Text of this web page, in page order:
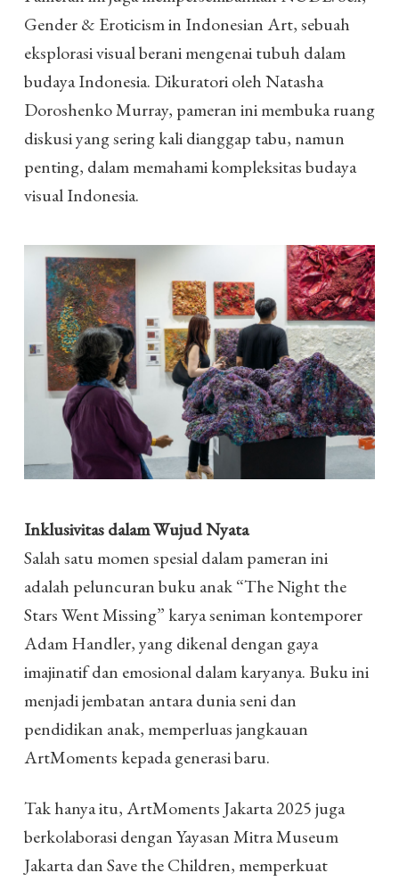
Gender & Eroticism in Indonesian Art, sebuah
eksplorasi visual berani mengenai tubuh dalam
budaya Indonesia. Dikuratori oleh Natasha
Doroshenko Murray, pameran ini membuka ruang
diskusi yang sering kali dianggap tabu, namun
penting, dalam memahami kompleksitas budaya
visual Indonesia.
Inklusivitas dalam Wujud Nyata
Salah satu momen spesial dalam pameran ini
adalah peluncuran buku anak “The Night the
Stars Went Missing” karya seniman kontemporer
Adam Handler, yang dikenal dengan gaya
imajinatif dan emosional dalam karyanya. Buku ini
menjadi jembatan antara dunia seni dan
pendidikan anak, memperluas jangkauan
ArtMoments kepada generasi baru.
Tak hanya itu, ArtMoments Jakarta 2025 juga
berkolaborasi dengan Yayasan Mitra Museum
Jakarta dan Save the Children, memperkuat